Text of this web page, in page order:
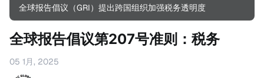
全球报告倡议（GRI）提出跨国组织加强税务透明度
全球报告倡议第207号准则：税务
05 1月, 2025